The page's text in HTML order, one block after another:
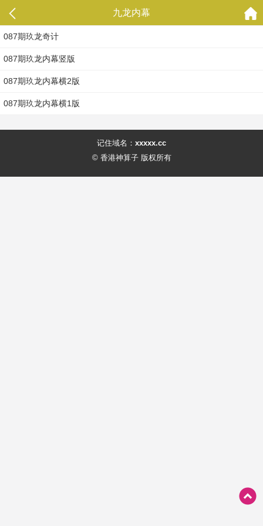
九龙内幕
087期玖龙奇计
087期玖龙内幕竖版
087期玖龙内幕横2版
087期玖龙内幕横1版
记住域名： xxxxx.cc
© 香港神算子 版权所有